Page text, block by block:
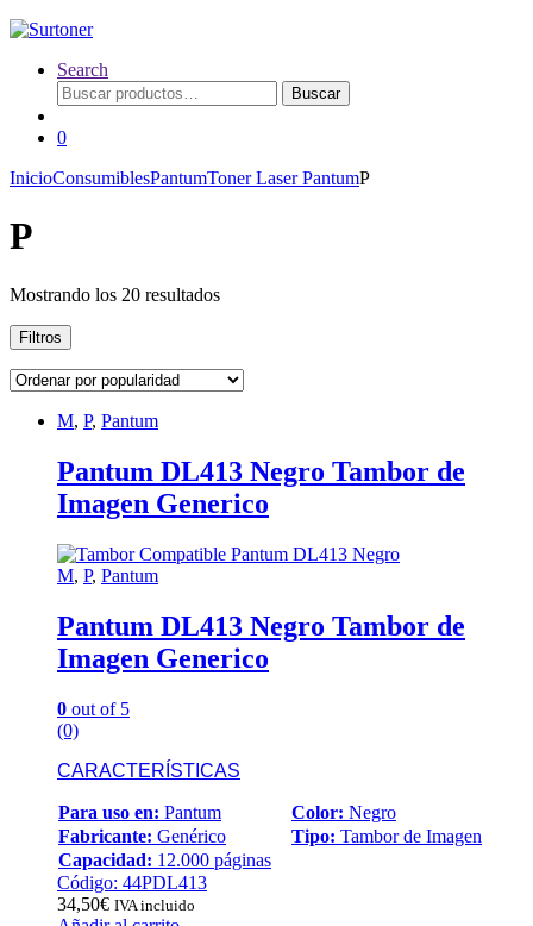
Search
Buscar
por:
Buscar
0
InicioConsumiblesPantumToner Laser PantumP
P
Mostrando los 20 resultadosOrdenado
Filtros
M, P, Pantum
Pantum DL413 Negro Tambor de
Imagen Generico
M, P, Pantum
Pantum DL413 Negro Tambor de
Imagen Generico
0 out of 5
(0)
CARACTERÍSTICAS
Para uso en: Pantum Color: Negro
Fabricante: Genérico Tipo: Tambor de Imagen
Capacidad: 12.000 páginas
Código: 44PDL413
34,50€ IVA incluido